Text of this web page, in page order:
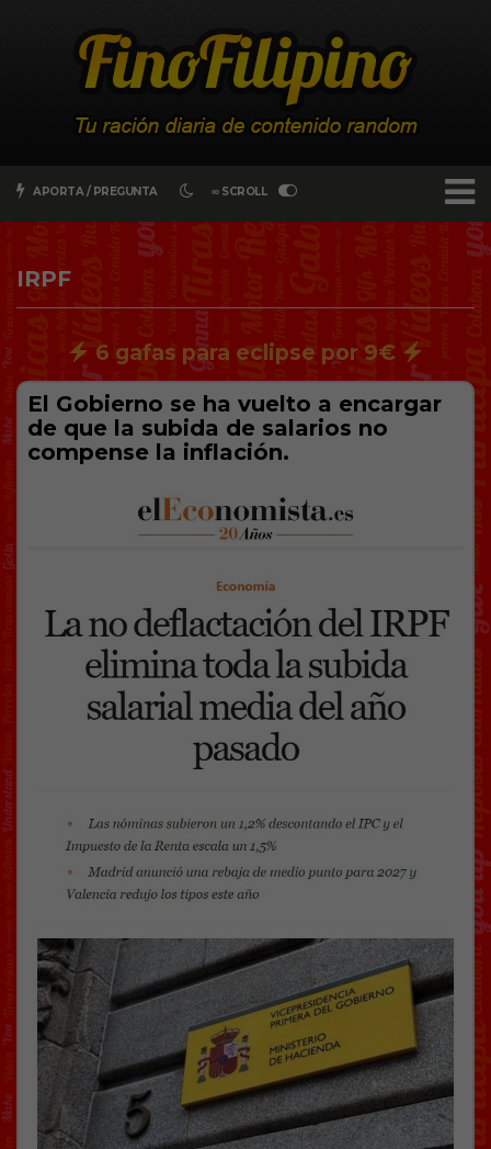
APORTA / PREGUNTA ∞ SCROLL
IRPF
6 gafas para eclipse por 9€
El Gobierno se ha vuelto a encargar
de que la subida de salarios no
compense la inflación.